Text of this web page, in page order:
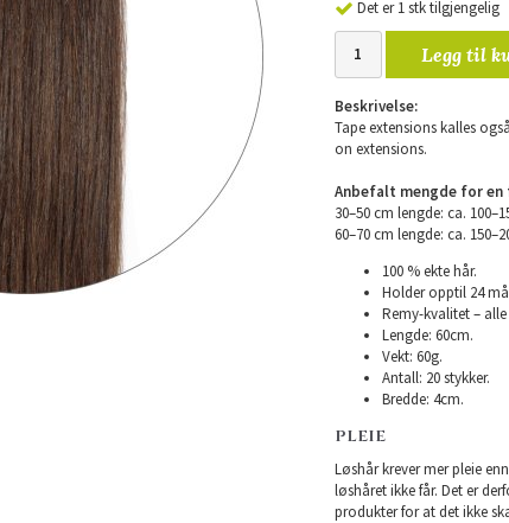
Det er 1 stk tilgjengelig
Legg til
Beskrivelse:
Tape extensions kalles
on extensions.
Anbefalt mengde for
30–50 cm lengde: ca.
60–70 cm lengde: ca.
100 % ekte hår.
Holder opptil 24
Remy-kvalitet –
Lengde: 60cm.
Vekt: 60g.
Antall: 20 stykker.
Bredde: 4cm.
PLEIE
Løshår krever mer pleie
løshåret ikke får. Det er
produkter for at det ikke